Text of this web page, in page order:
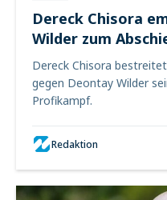
Dereck Chisora
Wilder zum
Dereck Chisora
gegen Deontay Wilder
Profikampf.
Redaktion